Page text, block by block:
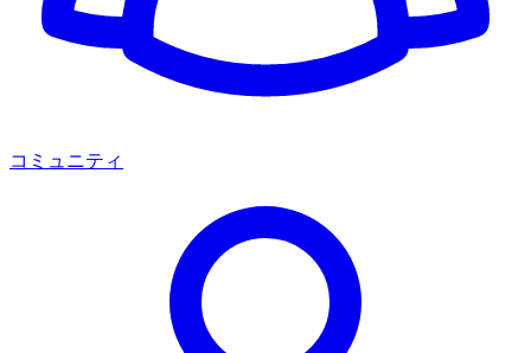
コミュニティ